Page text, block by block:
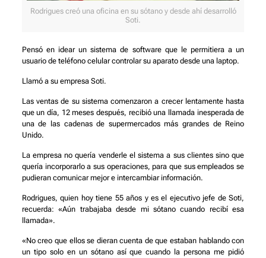
Rodrigues creó una oficina en su sótano y desde ahí desarrolló
Soti.
Pensó en idear un sistema de software que le permitiera a un
usuario de teléfono celular controlar su aparato desde una laptop.
Llamó a su empresa Soti.
Las ventas de su sistema comenzaron a crecer lentamente hasta
que un día, 12 meses después, recibió una llamada inesperada de
una de las cadenas de supermercados más grandes de Reino
Unido.
La empresa no quería venderle el sistema a sus clientes sino que
quería incorporarlo a sus operaciones, para que sus empleados se
pudieran comunicar mejor e intercambiar información.
Rodrigues, quien hoy tiene 55 años y es el ejecutivo jefe de Soti,
recuerda: «Aún trabajaba desde mi sótano cuando recibí esa
llamada».
«No creo que ellos se dieran cuenta de que estaban hablando con
un tipo solo en un sótano así que cuando la persona me pidió